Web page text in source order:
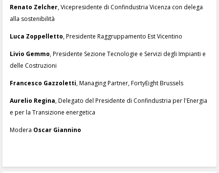
Renato Zelcher,Vicepresidente di Confindustria Vicenza con delega
alla sostenibilità
Luca Zoppelletto,Presidente Raggruppamento Est Vicentino
Livio Gemmo,Presidente Sezione Tecnologie e Servizi degli Impianti e
delle Costruzioni
Francesco Gazzoletti, Managing Partner, FortyEight Brussels
Aurelio Regina,Delegato del Presidente di Confindustria per l'Energia
e per la Transizione energetica
Modera Oscar Giannino